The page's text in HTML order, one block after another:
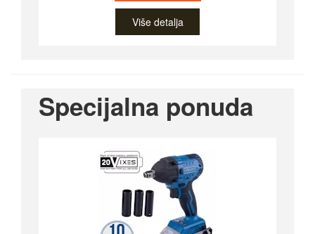
Više detalja
Specijalna ponuda